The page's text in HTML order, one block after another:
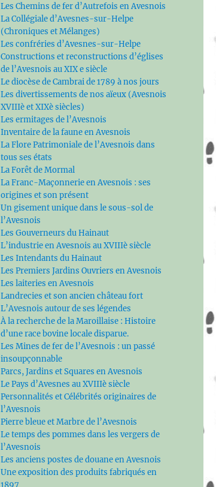
Les Chemins de fer d’Autrefois en Avesnois
La Collégiale d’Avesnes-sur-Helpe
(Chroniques et Mélanges)
Les confréries d’Avesnes-sur-Helpe
Constructions et reconstructions d’églises
de l’Avesnois au XIX e siècle
Le diocèse de Cambrai de 1789 à nos jours
Les divertissements de nos aïeux (Avesnois
XVIIIè et XIXè siècles)
Les ermitages de l’Avesnois
Inventaire de la faune en Avesnois
La Flore Patrimoniale de l’Avesnois dans
tous ses états
La Forêt de Mormal
La Franc-Maçonnerie en Avesnois : ses
origines et son présent
Un gisement unique dans le sous-sol de
l’Avesnois
Les Gouverneurs du Hainaut
L’industrie en Avesnois au XVIIIè siècle
Les Intendants du Hainaut
Les Premiers Jardins Ouvriers en Avesnois
Les laiteries en Avesnois
Landrecies et son ancien château fort
L’Avesnois autour de ses légendes
À la recherche de la Maroillaise : Histoire
d’une race bovine locale disparue.
Les Mines de fer de l’Avesnois : un passé
insoupçonnable
Parcs, Jardins et Squares en Avesnois
Le Pays d’Avesnes au XVIIIè siècle
Personnalités et Célébrités originaires de
l’Avesnois
Pierre bleue et Marbre de l’Avesnois
Le temps des pommes dans les vergers de
l’Avesnois
Les anciens postes de douane en Avesnois
Une exposition des produits fabriqués en
1897